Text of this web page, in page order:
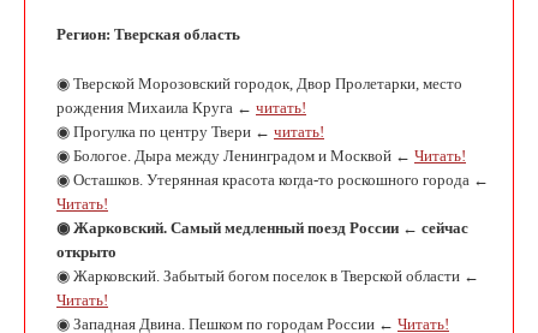
Регион: Тверская область
◉ Тверской Морозовский городок, Двор Пролетарки, место
рождения Михаила Круга ← читать!
◉ Прогулка по центру Твери ← читать!
◉ Бологое. Дыра между Ленинградом и Москвой ← Читать!
◉ Осташков. Утерянная красота когда-то роскошного города ←
Читать!
◉ Жарковский. Самый медленный поезд России ← сейчас
открыто
◉ Жарковский. Забытый богом поселок в Тверской области ←
Читать!
◉ Западная Двина. Пешком по городам России ← Читать!